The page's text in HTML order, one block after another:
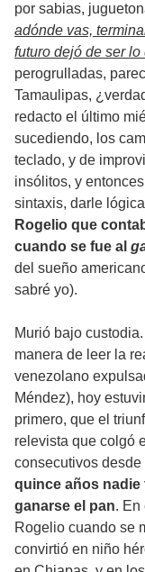
por sabias,
adónde vas,
futuro dejó de ser lo
perogrulladas,
Tamaulipas,
redacto el último
sucediendo, los
teclado, y de
insólitos, y
sintaxis, darle
Rogelio que
cuando se fue al
del sueño
sabré yo).
Murió bajo
manera de leer la
venezolano
Méndez), hoy
primero, que el
relevista que colgó
consecutivos
quince años nadie
ganarse el pan. En
Rogelio cuando se
convirtió en niño